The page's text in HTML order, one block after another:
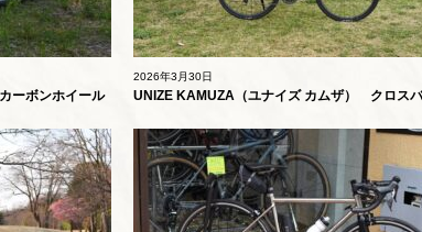
ーボンホイール
2026年3月30日
UNIZE KAMUZA（ユナイズ カムザ） クロス